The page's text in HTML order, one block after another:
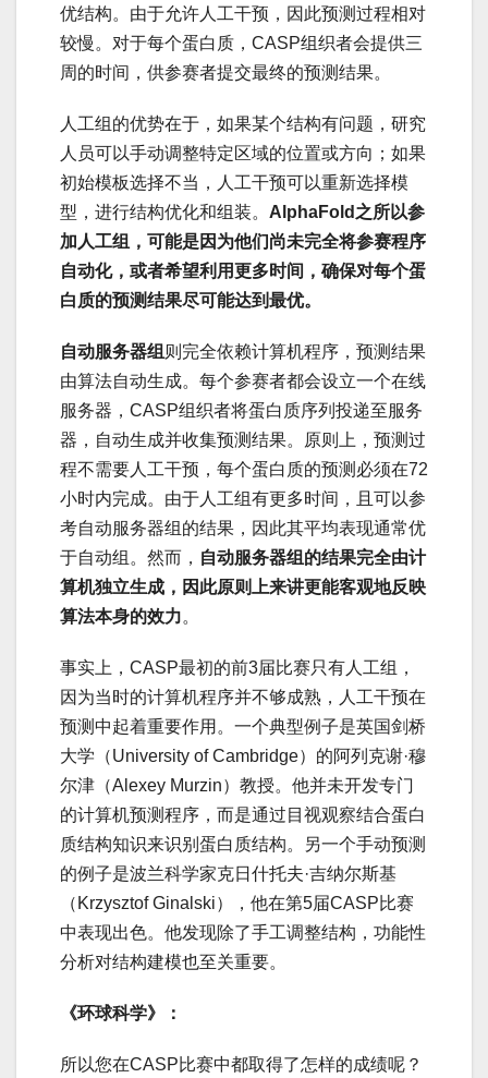
优结构。由于允许人工干预，因此预测过程相对
较慢。对于每个蛋白质，CASP组织者会提供三
周的时间，供参赛者提交最终的预测结果。
人工组的优势在于，如果某个结构有问题，研究
人员可以手动调整特定区域的位置或方向；如果
初始模板选择不当，人工干预可以重新选择模
型，进行结构优化和组装。 AlphaFold之所以参
加人工组，可能是因为他们尚未完全将参赛程序
自动化，或者希望利用更多时间，确保对每个蛋
白质的预测结果尽可能达到最优。
自动服务器组 则完全依赖计算机程序，预测结果
由算法自动生成。每个参赛者都会设立一个在线
服务器，CASP组织者将蛋白质序列投递至服务
器，自动生成并收集预测结果。原则上，预测过
程不需要人工干预，每个蛋白质的预测必须在72
小时内完成。由于人工组有更多时间，且可以参
考自动服务器组的结果，因此其平均表现通常优
于自动组。然而， 自动服务器组的结果完全由计
算机独立生成，因此原则上来讲更能客观地反映
算法本身的效力。
事实上，CASP最初的前3届比赛只有人工组，
因为当时的计算机程序并不够成熟，人工干预在
预测中起着重要作用。一个典型例子是英国剑桥
大学（University of Cambridge）的阿列克谢·穆
尔津（Alexey Murzin）教授。他并未开发专门
的计算机预测程序，而是通过目视观察结合蛋白
质结构知识来识别蛋白质结构。另一个手动预测
的例子是波兰科学家克日什托夫·吉纳尔斯基
（Krzysztof Ginalski），他在第5届CASP比赛
中表现出色。他发现除了手工调整结构，功能性
分析对结构建模也至关重要。
《环球科学》：
所以您在CASP比赛中都取得了怎样的成绩呢？